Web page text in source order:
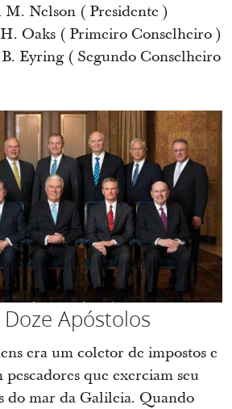
M. Nelson ( Presidente )
Oaks ( Primeiro Conselheiro )
Eyring ( Segundo Conselheiro
Apóstolos
era um coletor de impostos e
que exerciam seu
do mar da Galileia. Quando